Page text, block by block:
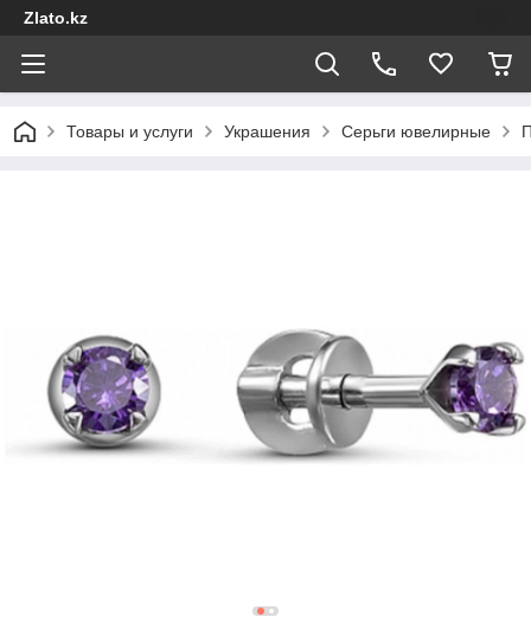
Zlato.kz
Товары и услуги Украшения Серьги ювелирные